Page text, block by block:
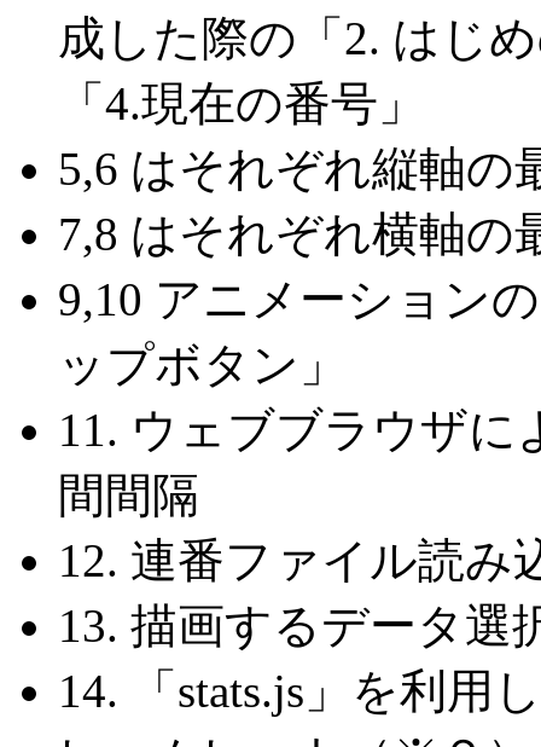
成した際の「2. はじ
「4.現在の番号」
5,6 はそれぞれ縦軸の
7,8 はそれぞれ横軸の
9,10 アニメーション
ップボタン」
11. ウェブブラウザ
間間隔
12. 連番ファイル読み
13. 描画するデータ選
14. 「stats.js」を利用